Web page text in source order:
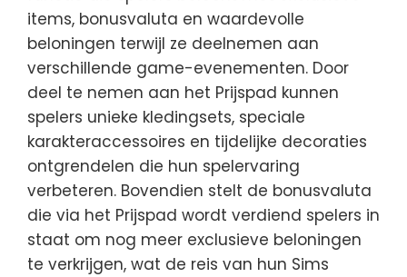
items, bonusvaluta en waardevolle
beloningen terwijl ze deelnemen aan
verschillende game-evenementen. Door
deel te nemen aan het Prijspad kunnen
spelers unieke kledingsets, speciale
karakteraccessoires en tijdelijke decoraties
ontgrendelen die hun spelervaring
verbeteren. Bovendien stelt de bonusvaluta
die via het Prijspad wordt verdiend spelers in
staat om nog meer exclusieve beloningen
te verkrijgen, wat de reis van hun Sims